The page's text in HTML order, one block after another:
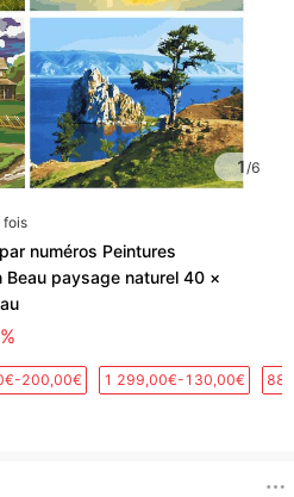
1/6
fois
numéros Peintures
paysage naturel 40 ×
200,00€ 1 299,00€-130,00€